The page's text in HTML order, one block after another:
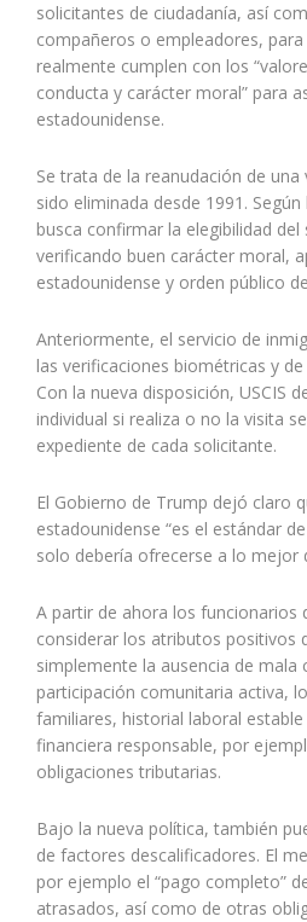
solicitantes de ciudadanía, así
compañeros o empleadores,
realmente cumplen con los
conducta y carácter moral” para
estadounidense.
Se trata de la reanudación de
sido eliminada desde 1991.
busca confirmar la elegibilidad del
verificando buen carácter moral,
estadounidense y orden público
Anteriormente, el servicio de
las verificaciones biométricas y
Con la nueva disposición, USCIS
individual si realiza o no la visita
expediente de cada solicitante.
El Gobierno de Trump dejó claro
estadounidense “es el estándar
solo debería ofrecerse a lo mejor
A partir de ahora los funcionarios
considerar los atributos positivos
simplemente la ausencia de
participación comunitaria activa,
familiares, historial laboral
financiera responsable, por
obligaciones tributarias.
Bajo la nueva política, también
de factores descalificadores. El
por ejemplo el “pago completo”
atrasados, así como de otras